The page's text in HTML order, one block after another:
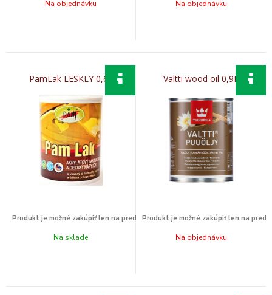
Na objednávku Na objednávku
PamLak LESKLY 0,6L
Na sklade
Valtti wood oil 0,9L
Na objednávku